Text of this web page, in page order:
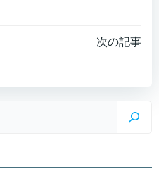
navigation
次の記事